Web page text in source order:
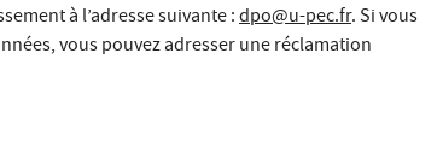
à l’adresse suivante :dpo@u-pec.fr. Si vous
vous pouvez adresser une réclamation